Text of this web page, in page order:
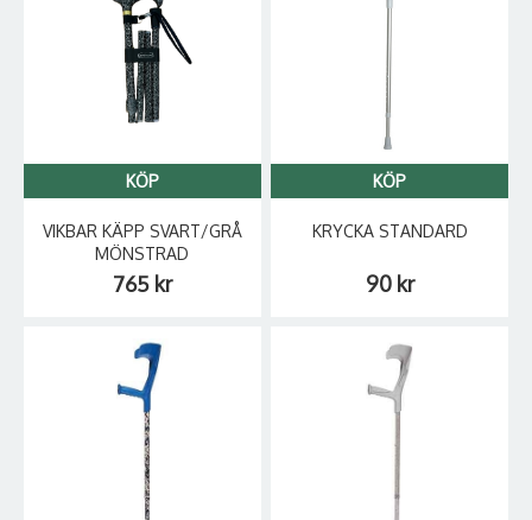
KÖP
VIKBAR KÄPP SVART/GRÅ
MÖNSTRAD
765 kr
KÖP
KRYCKA STANDARD
90 kr